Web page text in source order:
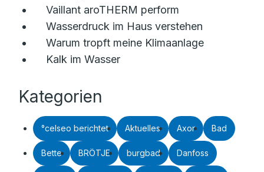
Vaillant aroTHERM perform
Wasserdruck im Haus verstehen
Warum tropft meine Klimaanlage
Kalk im Wasser
Kategorien
°celseo berichtet Aktuelles Axor Bad
Bette BRÖTJE burgbad Danfoss